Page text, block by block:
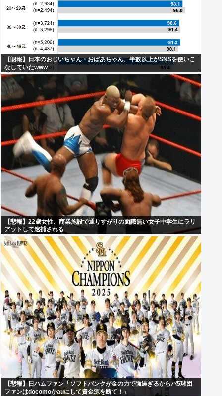
【朗報】日本のおじいちゃん・おばあちゃん、半数以上がSNSを使いこ
なしていたwww
【悲報】22歳女性、商業施設で通りすがりの面識無い女子中学生にラリ
アットして逮捕される
【悲報】日ハムファン「ソフトバンクが金の力で強過ぎるからパ5球団
ファンはdocomoかauにして資金源を断て！」